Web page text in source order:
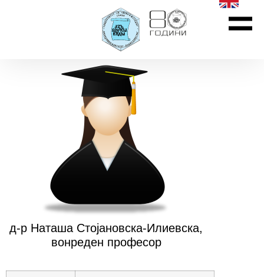
д-р Наташа Стојановска-Илиевска,
вонреден професор